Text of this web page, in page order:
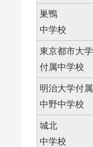
巣鴨
中学校
東京都市大学
付属中学校
明治大学付属
中野中学校
城北
中学校